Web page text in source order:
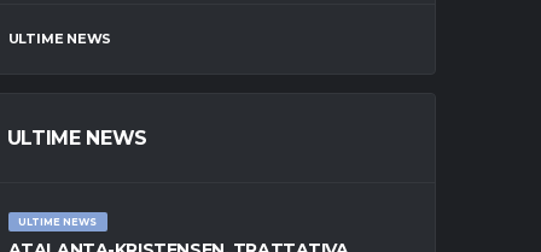
ULTIME NEWS
ULTIME NEWS
ULTIME NEWS